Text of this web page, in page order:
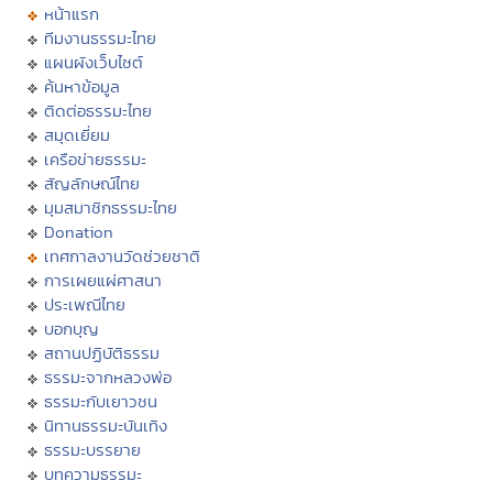
หน้าแรก
ทีมงานธรรมะไทย
แผนผังเว็บไซต์
ค้นหาข้อมูล
ติดต่อธรรมะไทย
สมุดเยี่ยม
เครือข่ายธรรมะ
สัญลักษณ์ไทย
มุมสมาชิกธรรมะไทย
Donation
เทศกาลงานวัดช่วยชาติ
การเผยแผ่ศาสนา
ประเพณีไทย
บอกบุญ
สถานปฏิบัติธรรม
ธรรมะจากหลวงพ่อ
ธรรมะกับเยาวชน
นิทานธรรมะบันเทิง
ธรรมะบรรยาย
บทความธรรมะ